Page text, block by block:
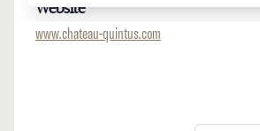
Website
www.chateau-quintus.com